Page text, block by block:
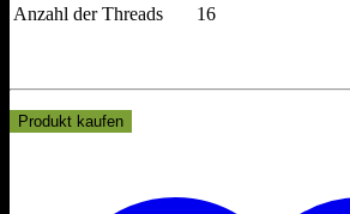
Anzahl der Threads
16
Produkt kaufen